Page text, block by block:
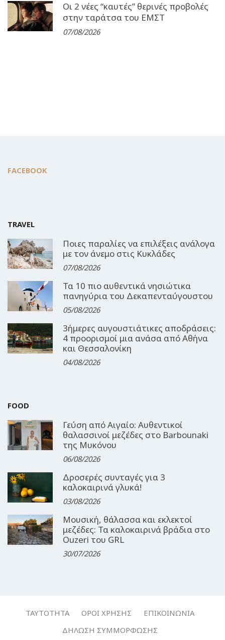
Οι 2 νέες “καυτές” θερινές προβολές
στην ταράτσα του ΕΜΣΤ
07/08/2026
FACEBOOK
TRAVEL
Ποιες παραλίες να επιλέξεις ανάλογα
με τον άνεμο στις Κυκλάδες
07/08/2026
Τα 10 πιο αυθεντικά νησιώτικα
πανηγύρια του Δεκαπενταύγουστου
05/08/2026
3ήμερες αυγουστιάτικες αποδράσεις:
4 προορισμοί μια ανάσα από Αθήνα
και Θεσσαλονίκη
04/08/2026
FOOD
Γεύση από Αιγαίο: Αυθεντικοί
θαλασσινοί μεζέδες στο Barbounaki
της Μυκόνου
06/08/2026
Δροσερές συνταγές για 3
καλοκαιρινά γλυκά!
03/08/2026
Μουσική, θάλασσα και εκλεκτοί
μεζέδες: Τα καλοκαιρινά βράδια στο
Ouzeri του GRL
30/07/2026
ΤΑΥΤΌΤΗΤΑ ΌΡΟΙ ΧΡΉΣΗΣ
ΕΠΙΚΟΙΝΩΝΊΑ
ΔΉΛΩΣΗ ΣΥΜΜΌΡΦΩΣΗΣ